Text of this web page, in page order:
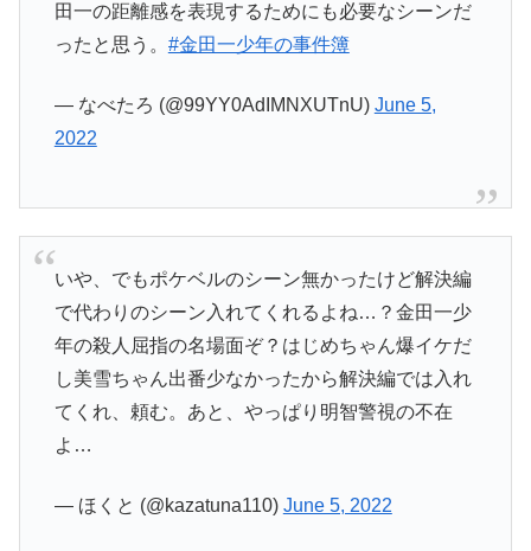
田一の距離感を表現するためにも必要なシーンだ
ったと思う。 #金田一少年の事件簿
— なべたろ (@99YY0AdIMNXUTnU) June 5,
2022
いや、でもポケベルのシーン無かったけど解決編
で代わりのシーン入れてくれるよね…？金田一少
年の殺人屈指の名場面ぞ？はじめちゃん爆イケだ
し美雪ちゃん出番少なかったから解決編では入れ
てくれ、頼む。あと、やっぱり明智警視の不在
よ…
— ほくと (@kazatuna110) June 5, 2022